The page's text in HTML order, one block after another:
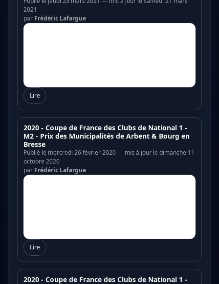
2021
par Frédéric Lafargue
Lire
2020 - Coupe de France des Clubs de National 1 -
M2 - Prix des Municipalités de Arbent & Bourg en
Bresse
Publié le mercredi 26 février 2020 — mis à jour le dimanche 11
octobre 2020
par Frédéric Lafargue
Lire
2020 - Coupe de France des Clubs de National 1 -